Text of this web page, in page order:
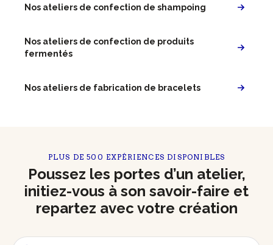
Nos ateliers de confection de shampoing
Nos ateliers de confection de produits
fermentés
Nos ateliers de fabrication de bracelets
PLUS DE 500 EXPÉRIENCES DISPONIBLES
Poussez les portes d’un atelier,
initiez-vous à son savoir-faire et
repartez avec votre création